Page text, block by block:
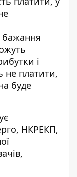
бажання
і
не платити,
буде
НКРЕКП,